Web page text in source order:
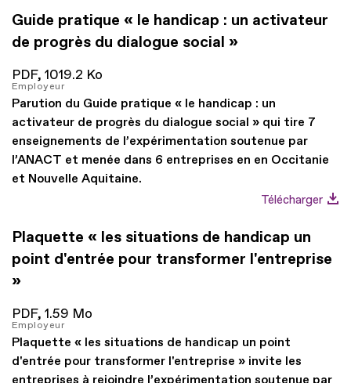
Guide pratique « le handicap : un activateur
de progrès du dialogue social »
PDF, 1019.2 Ko
Employeur
Parution du Guide pratique « le handicap : un
activateur de progrès du dialogue social » qui tire 7
enseignements de l’expérimentation soutenue par
l’ANACT et menée dans 6 entreprises en en Occitanie
et Nouvelle Aquitaine.
Télécharger
Plaquette « les situations de handicap un
point d'entrée pour transformer l'entreprise
»
PDF, 1.59 Mo
Employeur
Plaquette « les situations de handicap un point
d'entrée pour transformer l'entreprise » invite les